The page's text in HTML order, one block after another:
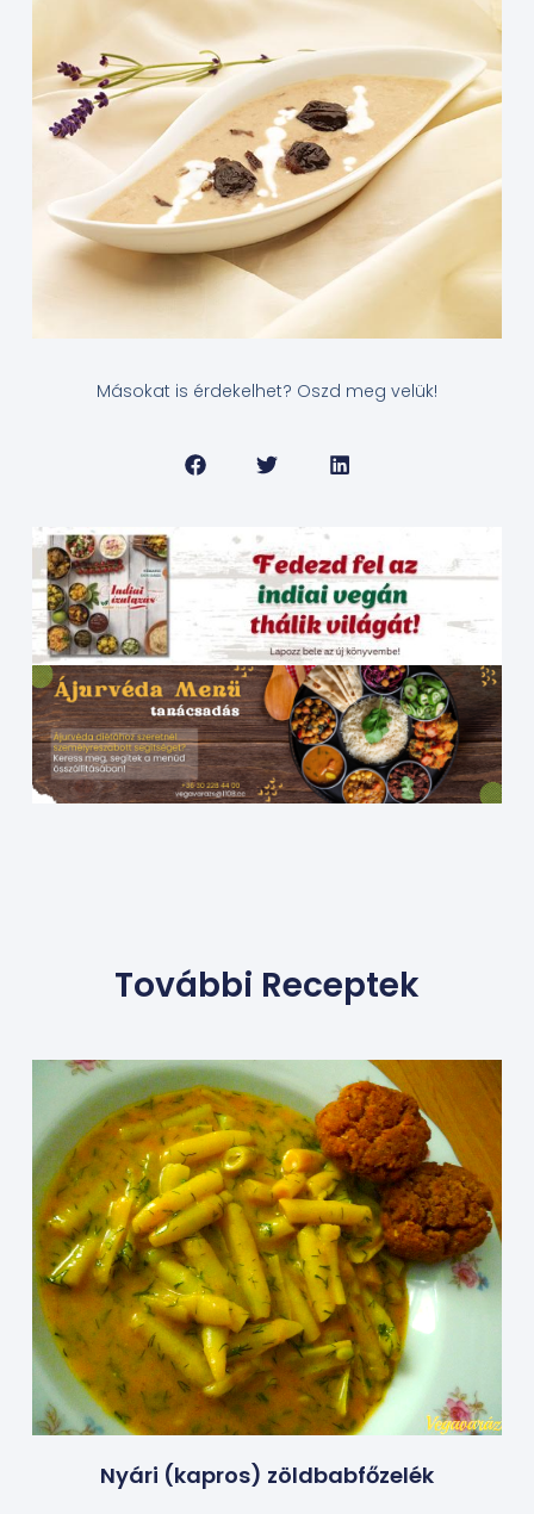
Másokat is érdekelhet? Oszd meg velük!
További Receptek
Nyári (kapros) zöldbabfőzelék